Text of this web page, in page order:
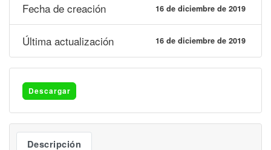
Fecha de creación 16 de diciembre de 2019
Última actualización 16 de diciembre de 2019
Descargar
Descripción